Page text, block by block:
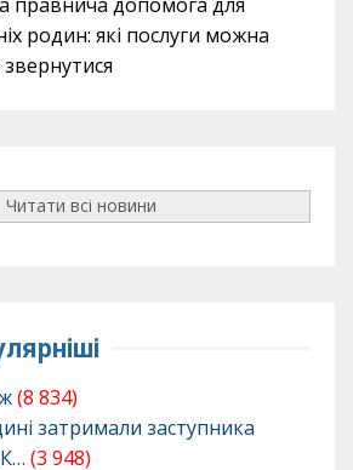
родин: які послуги можна
Читати всі новини
(8 834)
затримали заступника
(3 948)